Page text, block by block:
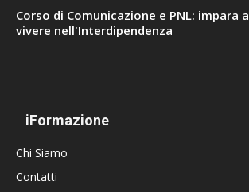
Corso di Comunicazione e PNL: impara a
vivere nell'Interdipendenza
iFormazione
Chi Siamo
Contatti